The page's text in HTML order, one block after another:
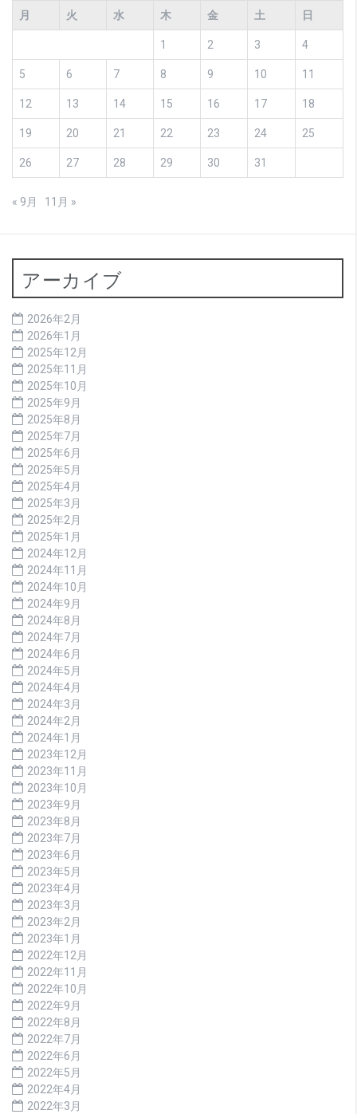
月
火 水 木 金 土 日
1 2 3 4
5 6 7 8 9 10 11
12 13 14 15 16 17 18
19 20 21 22 23 24 25
26 27 28 29 30 31
« 9月 11月 »
アーカイブ
2026年2月
2026年1月
2025年12月
2025年11月
2025年10月
2025年9月
2025年8月
2025年7月
2025年6月
2025年5月
2025年4月
2025年3月
2025年2月
2025年1月
2024年12月
2024年11月
2024年10月
2024年9月
2024年8月
2024年7月
2024年6月
2024年5月
2024年4月
2024年3月
2024年2月
2024年1月
2023年12月
2023年11月
2023年10月
2023年9月
2023年8月
2023年7月
2023年6月
2023年5月
2023年4月
2023年3月
2023年2月
2023年1月
2022年12月
2022年11月
2022年10月
2022年9月
2022年8月
2022年7月
2022年6月
2022年5月
2022年4月
2022年3月